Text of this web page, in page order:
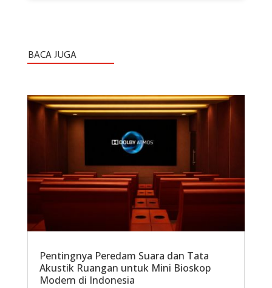
BACA JUGA
Pentingnya Peredam Suara dan Tata
Akustik Ruangan untuk Mini Bioskop
Modern di Indonesia